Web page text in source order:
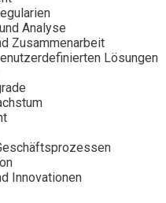
Analyse
Zusammenarbeit
Lösungen
Innovationen